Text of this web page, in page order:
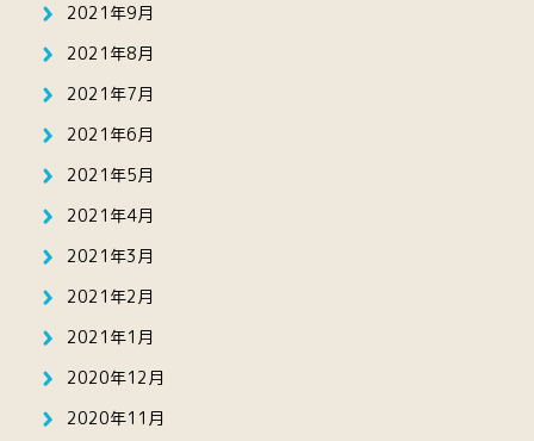
2021年9月
2021年8月
2021年7月
2021年6月
2021年5月
2021年4月
2021年3月
2021年2月
2021年1月
2020年12月
2020年11月